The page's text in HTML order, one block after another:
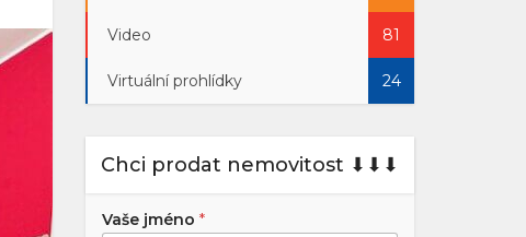
Video 81
Virtuální prohlídky 24
Chci prodat nemovitost ⬇︎⬇︎⬇︎
Vaše jméno *